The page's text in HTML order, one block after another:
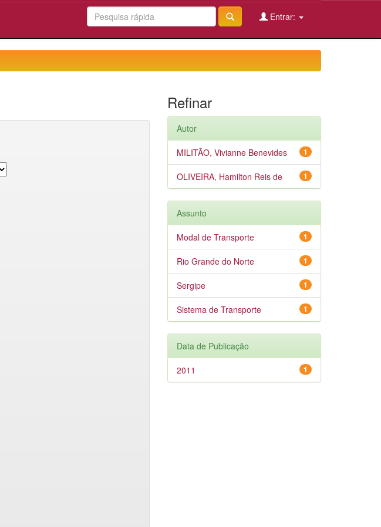
Entrar:
Refinar
Autor
1
MILITÃO, Vivianne Benevides
1
OLIVEIRA, Hamilton Reis de
Assunto
1
Modal de Transporte
1
Rio Grande do Norte
1
Sergipe
1
Sistema de Transporte
Data de Publicação
1
2011